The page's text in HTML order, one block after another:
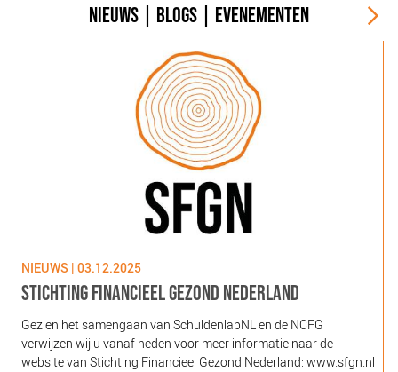
NIEUWS BLOGS EVENEMENTEN
NIEUWS | 03.12.2025
STICHTING FINANCIEEL GEZOND NEDERLAND
Gezien het samengaan van SchuldenlabNL en de NCFG
verwijzen wij u vanaf heden voor meer informatie naar de
website van Stichting Financieel Gezond Nederland: www.sfgn.nl